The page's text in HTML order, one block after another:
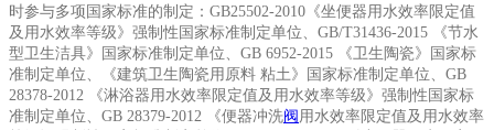
时参与多项国家标准的制定：GB25502-2010《坐便器用水效率限定值
及用水效率等级》强制性国家标准制定单位、GB/T31436-2015 《节水
型卫生洁具》国家标准制定单位、GB 6952-2015 《卫生陶瓷》国家标
准制定单位、《建筑卫生陶瓷用原料 粘土》国家标准制定单位、GB
28378-2012 《淋浴器用水效率限定值及用水效率等级》强制性国家标
准制定单位、GB 28379-2012 《便器冲洗阀用水效率限定值及用水效率